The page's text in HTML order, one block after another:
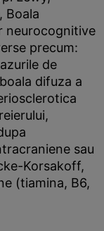
Boala
neurocognitive
precum:
de
difuza a
sau
Korsakoff,
(tiamina, B6,